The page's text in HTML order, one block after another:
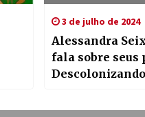
3 de julho de 2024
Alessandra
fala sobre seus